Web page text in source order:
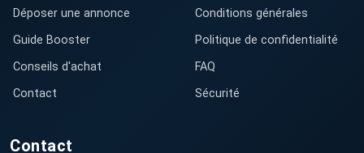
Déposer une annonce
Guide Booster
Conseils d'achat
Contact
Conditions générales
Politique de confidentialité
FAQ
Sécurité
Contact